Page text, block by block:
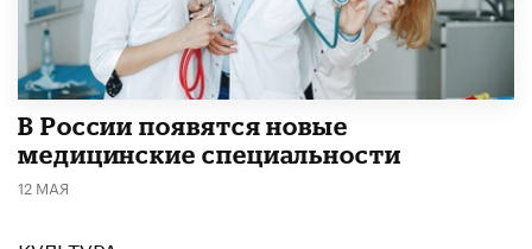
В России появятся новые
медицинские специальности
12 МАЯ